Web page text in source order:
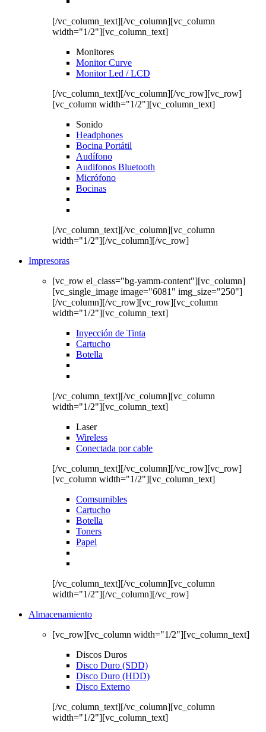
[/vc_column_text][/vc_column][vc_column
width="1/2"][vc_column_text]
Monitores
Monitor Curve
Monitor Led / LCD
[/vc_column_text][/vc_column][/vc_row][vc_row]
[vc_column width="1/2"][vc_column_text]
Sonido
Headphones
Bocina Portátil
Audífono
Audifonos Bluetooth
Micrófono
Bocinas
[/vc_column_text][/vc_column][vc_column
width="1/2"][/vc_column][/vc_row]
Impresoras
[vc_row el_class="bg-yamm-content"][vc_column]
[vc_single_image image="6081" img_size="250"]
[/vc_column][/vc_row][vc_row][vc_column
width="1/2"][vc_column_text]
Inyección de Tinta
Cartucho
Botella
[/vc_column_text][/vc_column][vc_column
width="1/2"][vc_column_text]
Laser
Wireless
Conectada por cable
[/vc_column_text][/vc_column][/vc_row][vc_row]
[vc_column width="1/2"][vc_column_text]
Comsumibles
Cartucho
Botella
Toners
Papel
[/vc_column_text][/vc_column][vc_column
width="1/2"][/vc_column][/vc_row]
Almacenamiento
[vc_row][vc_column width="1/2"][vc_column_text]
Discos Duros
Disco Duro (SDD)
Disco Duro (HDD)
Disco Externo
[/vc_column_text][/vc_column][vc_column
width="1/2"][vc_column_text]